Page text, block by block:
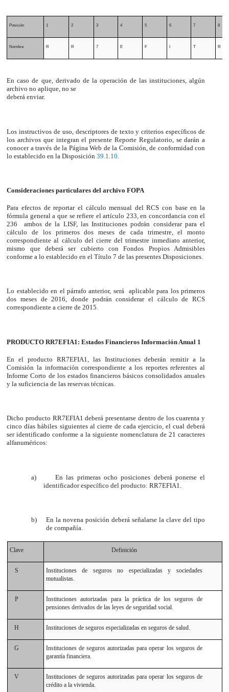
Posición 1 2 3 4 5 6 7 8
Nombre R R 7 E F T R
En caso de que, derivado de la operación de las instituciones, algún
archivo no aplique, no se
deberá enviar.
Los instructivos de uso, descriptores de texto y criterios específicos de
los archivos que integran el presente Reporte Regulatorio, se darán a
conocer a través de la Página Web de la Comisión, de conformidad con
lo establecido en la Disposición39.1.10
Consideraciones particulares del archivo FOPA
Para efectos de reportar el cálculo mensual del RCS con base en la
fórmula general a que se refiere el artículo 233, en concordancia con el
236 ambos de la LISF, las Instituciones podrán considerar para el
cálculo de los primeros dos meses de cada trimestre, el monto
correspondiente al cálculo del cierre del trimestre inmediato anterior,
mismo que deberá ser cubierto con Fondos Propios Admisibles
conforme a lo establecido en el Título 7 de las presentes Disposiciones.
Lo establecido en el párrafo anterior, será aplicable para los primeros
dos meses de 2016, donde podrán considerar el cálculo de RCS
correspondiente a cierre de 2015.
PRODUCTO RR7EFIA1: Estados Financieros Información Anual 1
En el producto RR7EFIA1, las Instituciones deberán remitir a la
Comisión la información correspondiente a los reportes referentes al
Informe Corto de los estados financieros básicos consolidados anuales
y la suficiencia de las reservas técnicas.
Dicho producto RR7EFIA1 deberá presentarse dentro de los cuarenta y
cinco días hábiles siguientes al cierre de cada ejercicio, el cual deberá
ser identificado conforme a la siguiente nomenclatura de 21 caracteres
alfanuméricos:
a)
En las primeras ocho posiciones deberá ponerse el
identificador específico del producto: RR7EFIA1.
b)
En la novena posición deberá señalarse la clave del tipo
de compañía.
Clave Definición
S
Instituciones de seguros no especializadas y sociedades
mutualistas.
P
Instituciones autorizadas para la práctica de los seguros de
pensiones derivados de las leyes de seguridad social.
H Instituciones de seguros especializadas en seguros de salud.
G
Instituciones de seguros autorizadas para operar los seguros de
garantía financiera.
V
Instituciones de seguros autorizadas para operar los seguros de
crédito a la vivienda.